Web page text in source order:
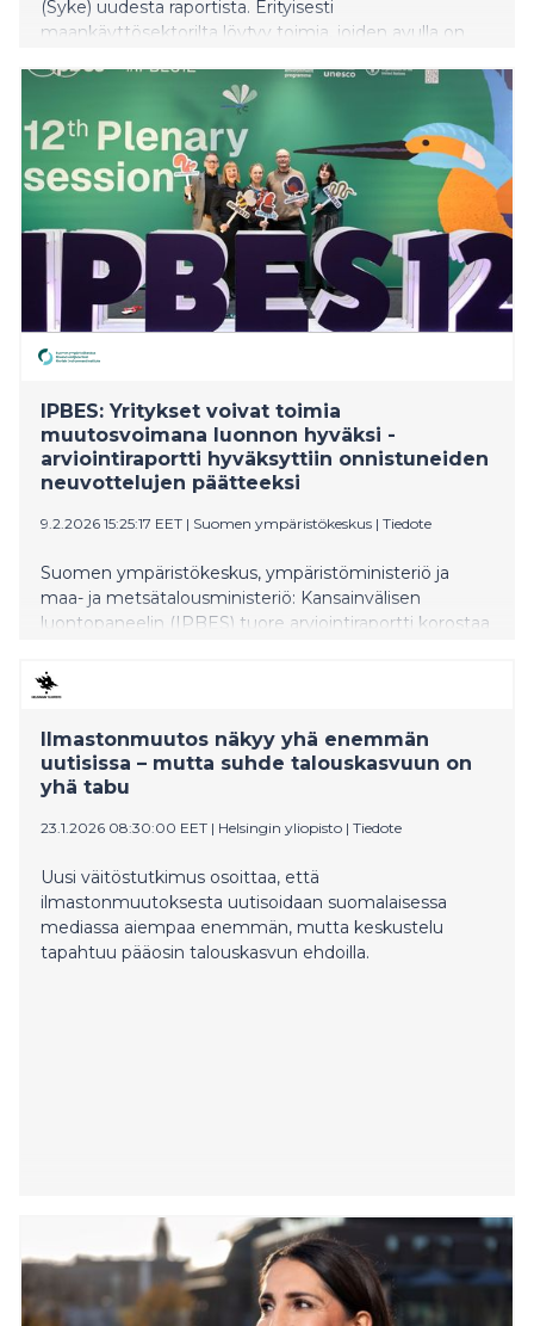
(Syke) uudesta raportista. Erityisesti
maankäyttösektorilta löytyy toimia, joiden avulla on
tehokkaasti ja edullisesti. Kustannusvaikuttavimmat
toimet ovat metsien kiertoaikojen pidentäminen ja
harvennusten lieventäminen.
IPBES: Yritykset voivat toimia
muutosvoimana luonnon hyväksi -
arviointiraportti hyväksyttiin onnistuneiden
neuvottelujen päätteeksi
9.2.2026 15:25:17 EET | Suomen ympäristökeskus | Tiedote
Suomen ympäristökeskus, ympäristöministeriö ja
maa- ja metsätalousministeriö: Kansainvälisen
luontopaneelin (IPBES) tuore arviointiraportti korostaa
Nykyinen liiketoimintaympäristö ei tue luontokadon
pysäyttämistä. Laaja-alaiset rakenteelliset muutokset
Yrityksillä on silti jo nyt riittävästi tietoa ja
mahdollisuuksia toimia luonnon kannalta kestävästi.
Raportti korostaa luottamusta siihen, että yritykset
voivat toimia muutosvoimana luonnon hyväksi.
Ilmastonmuutos näkyy yhä enemmän
uutisissa – mutta suhde talouskasvuun on
yhä tabu
23.1.2026 08:30:00 EET | Helsingin yliopisto | Tiedote
Uusi väitöstutkimus osoittaa, että
ilmastonmuutoksesta uutisoidaan suomalaisessa
mediassa aiempaa enemmän, mutta keskustelu
tapahtuu pääosin talouskasvun ehdoilla.